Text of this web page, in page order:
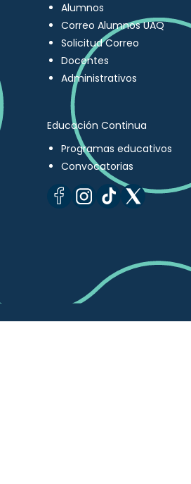
Alumnos
Correo Alumnos UAQ
Solicitud Correo
Docentes
Administrativos
Educación Continua
Programas educativos
Convocatorias